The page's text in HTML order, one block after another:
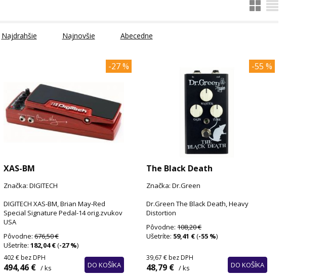
Najdrahšie Najnovšie Abecedne
-27 %
XAS-BM
Značka: DIGITECH
DIGITECH XAS-BM, Brian May-Red
Special Signature Pedal-14 orig.zvukov
USA
Pôvodne: 676,50 €
Ušetríte: 182,04 €(-27 %)
402 € bez DPH
494,46 € / ks DO KOŠÍKA
-55 %
The Black Death
Značka: Dr.Green
Dr.Green The Black Death, Heavy
Distortion
Pôvodne:108,20 €
Ušetríte: 59,41 €(-55 %)
39,67 € bez DPH
48,79 € / ks DO KOŠÍKA